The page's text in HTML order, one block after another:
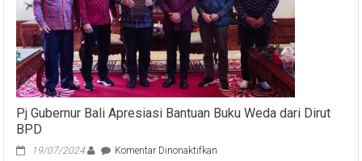
Pj Gubernur Bali Apresiasi Bantuan Buku Weda dari Dirut
BPD
19/07/2024 Komentar Dinonaktifkan